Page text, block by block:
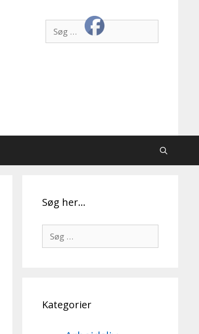
efter:
Søg her…
efter:
Kategorier